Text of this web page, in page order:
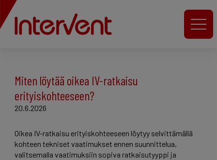
Miten löytää oikea IV-ratkaisu
erityiskohteeseen?
20.6.2026
Oikea IV-ratkaisu erityiskohteeseen löytyy selvittämällä
kohteen tekniset vaatimukset ennen suunnittelua,
valitsemalla vaatimuksiin sopiva ratkaisutyyppi ja